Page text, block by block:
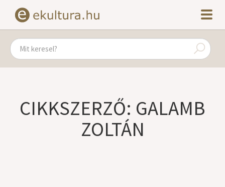
CIKKSZERZŐ: GALAMB
ZOLTÁN